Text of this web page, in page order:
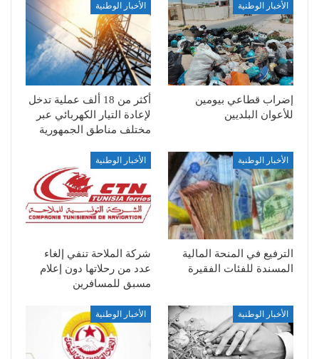
الأخبار الوطنية
إضراب قطاعي بيومين
للأعوان البلديين
الأخبار الوطنية
أكثر من 18 ألف عملية تدخل
لإعادة التيار الكهربائي عبر
مختلف مناطق الجمهورية
الأخبار الوطنية
الترفيع في المنحة المالية
المسندة للفئات الفقيرة
الأخبار الوطنية
شركة الملاحة تنفي إلغاء
عدد من رحلاتها دون إعلام
مسبق للمسافرين
الأخبار الوطنية الأخبار الوطنية